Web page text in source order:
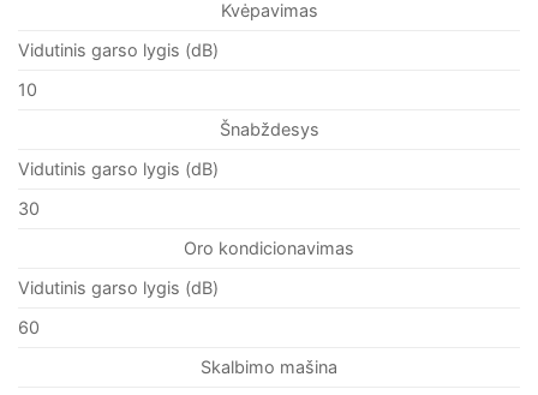
Kvėpavimas
Vidutinis garso lygis (dB)
10
Šnabždesys
Vidutinis garso lygis (dB)
30
Oro kondicionavimas
Vidutinis garso lygis (dB)
60
Skalbimo mašina